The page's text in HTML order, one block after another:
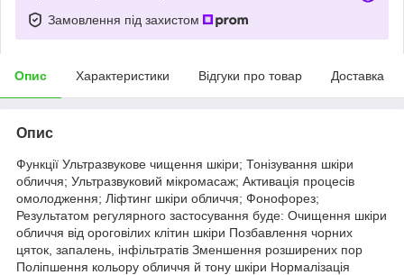
Замовлення під захистом
Опис Характеристики Відгуки про товар Доставка
Опис
Функції Ультразвукове чищення шкіри; Тонізування шкіри
обличчя; Ультразвуковий мікромасаж; Активація процесів
омолодження; Ліфтинг шкіри обличчя; Фонофорез;
Результатом регулярного застосування буде: Очищення шкіри
обличчя від ороговілих клітин шкіри Позбавлення чорних
цяток, запалень, інфільтратів Зменшення розширених пор
Поліпшення кольору обличчя й тону шкіри Нормалізація